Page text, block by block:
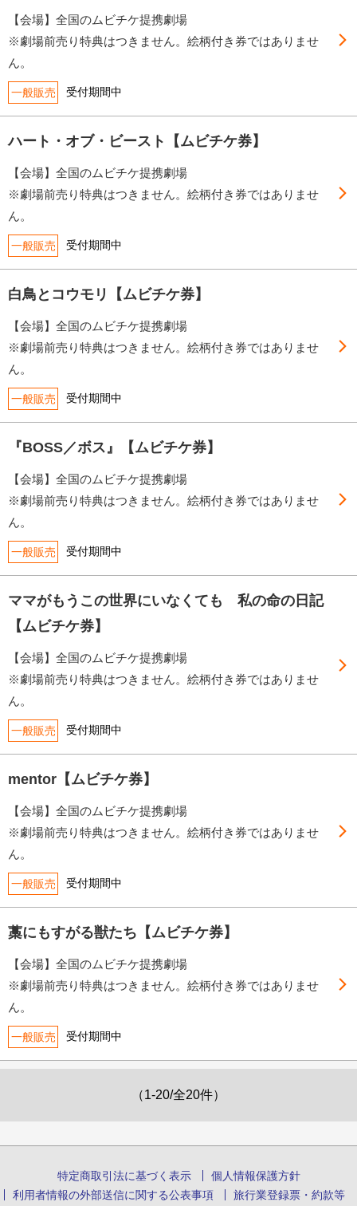
【会場】全国のムビチケ提携劇場
※劇場前売り特典はつきません。絵柄付き券ではありませ
ん。
一般販売 受付期間中
ハート・オブ・ビースト【ムビチケ券】
【会場】全国のムビチケ提携劇場
※劇場前売り特典はつきません。絵柄付き券ではありませ
ん。
一般販売 受付期間中
白鳥とコウモリ【ムビチケ券】
【会場】全国のムビチケ提携劇場
※劇場前売り特典はつきません。絵柄付き券ではありませ
ん。
一般販売 受付期間中
『BOSS／ボス』【ムビチケ券】
【会場】全国のムビチケ提携劇場
※劇場前売り特典はつきません。絵柄付き券ではありませ
ん。
一般販売 受付期間中
ママがもうこの世界にいなくても 私の命の日記
【ムビチケ券】
【会場】全国のムビチケ提携劇場
※劇場前売り特典はつきません。絵柄付き券ではありませ
ん。
一般販売 受付期間中
mentor【ムビチケ券】
【会場】全国のムビチケ提携劇場
※劇場前売り特典はつきません。絵柄付き券ではありませ
ん。
一般販売 受付期間中
藁にもすがる獣たち【ムビチケ券】
【会場】全国のムビチケ提携劇場
※劇場前売り特典はつきません。絵柄付き券ではありませ
ん。
一般販売 受付期間中
（1-20/全20件）
特定商取引法に基づく表示
個人情報保護方針
利用者情報の外部送信に関する公表事項
旅行業登録票・約款等